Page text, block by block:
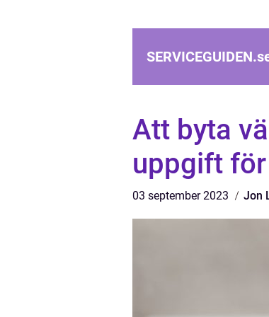
SERVICEGUIDEN.
Att byta
uppgift
03 september 2023 Jon